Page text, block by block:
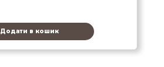
Додати в кошик